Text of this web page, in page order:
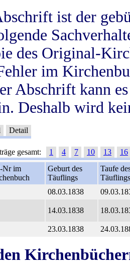
ist der
des Original-
im
Abschrift kann
Deshalb wird
Detail
gesamt: 1 4 7 10 13
16
Nr im
Geburt des
Täuflings
Taufe
Täuflings
08.03.1838
14.03.1838
23.03.1838